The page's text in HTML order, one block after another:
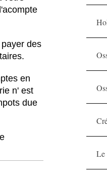
des
en
n' est
due
Le